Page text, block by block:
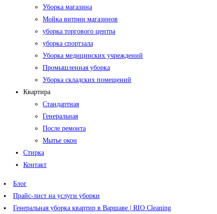
Уборка магазина
Мойка витрин магазинов
уборка торгового центра
уборка спортзала
Уборка медицинских учреждений
Промышленная уборка
Уборка складских помещений
Квартира
Стандартная
Генеральная
После ремонта
Мытье окон
Стирка
Контакт
Блог
Прайс-лист на услуги уборки
Генеральная уборка квартир в Варшаве | RIO Cleaning